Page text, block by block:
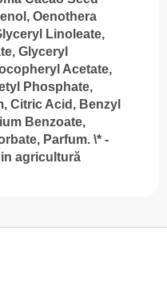
Oenothera
Linoleate,
Glyceryl
Acetate,
Phosphate,
Citric Acid, Benzyl
Benzoate,
Parfum. \* -
agricultură